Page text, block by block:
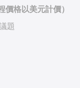
格以美元計價）
題